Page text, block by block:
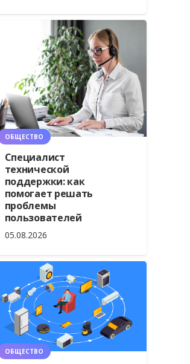
ОБЩЕСТВО
Специалист
технической
поддержки: как
помогает решать
проблемы
пользователей
05.08.2026
ОБЩЕСТВО